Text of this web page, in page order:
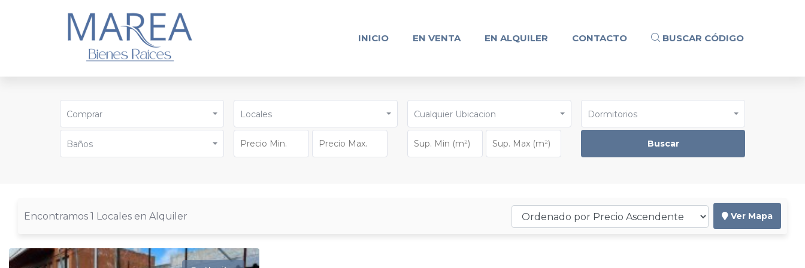
INICIO EN VENTA EN ALQUILER CONTACTO BUSCAR CÓDIGO
Comprar Locales Cualquier Ubicacion Dormitorios
Baños Buscar
Encontramos 1 Locales en Alquiler Ver Mapa